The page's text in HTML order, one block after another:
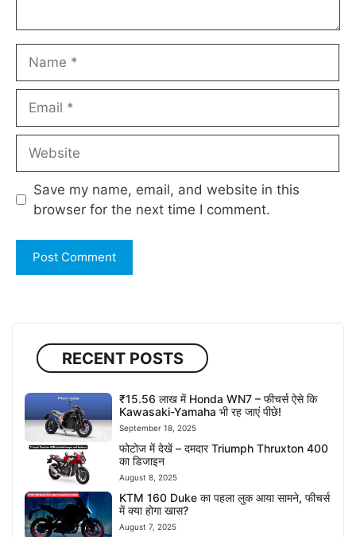
Save my name, email, and website in this
browser for the next time I comment.
RECENT POSTS
₹15.56 लाख में Honda WN7 – फीचर्स ऐसे कि
Kawasaki-Yamaha भी रह जाएं पीछे!
September 18, 2025
फोटोज में देखें – दमदार Triumph Thruxton 400
का डिजाइन
August 8, 2025
KTM 160 Duke का पहला लुक आया सामने, फीचर्स
में क्या होगा खास?
August 7, 2025